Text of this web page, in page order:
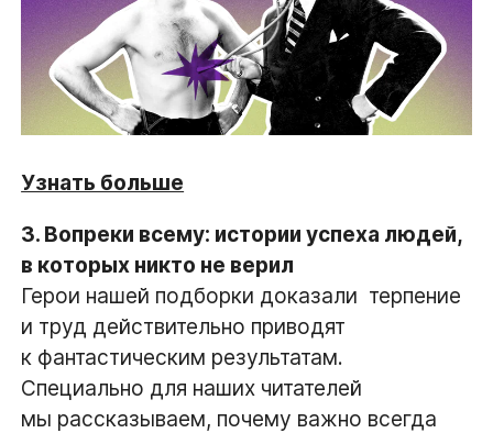
Узнать больше
3. Вопреки всему: истории успеха людей,
в которых никто не верил
Герои нашей подборки доказали  терпение
и труд действительно приводят
к фантастическим результатам.
Специально для наших читателей
мы рассказываем, почему важно всегда